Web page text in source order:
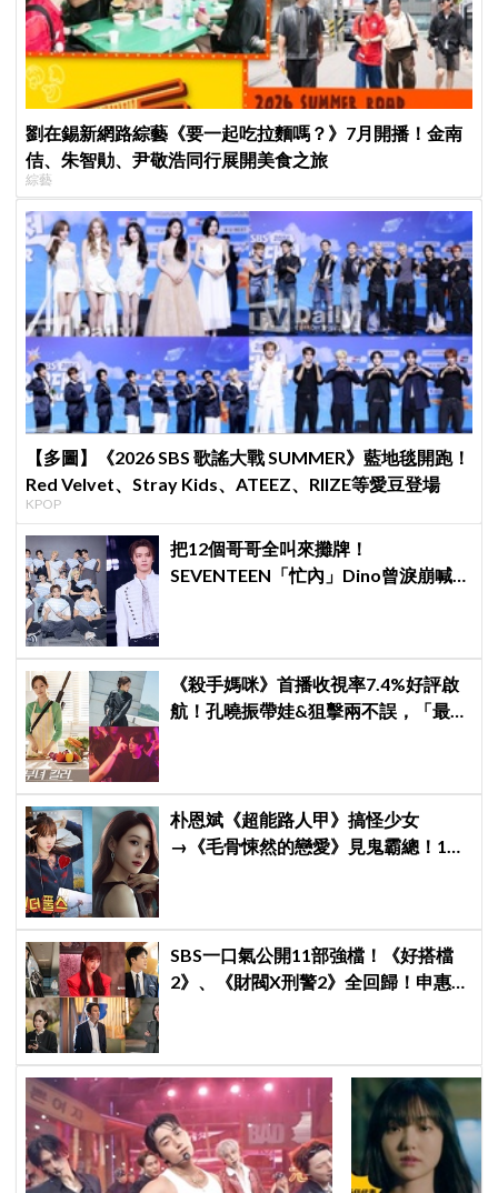
劉在錫新網路綜藝《要一起吃拉麵嗎？》7月開播！金南
佶、朱智勛、尹敬浩同行展開美食之旅
綜藝
【多圖】《2026 SBS 歌謠大戰 SUMMER》藍地毯開跑！
Red Velvet、Stray Kids、ATEEZ、RIIZE等愛豆登場
KPOP
把12個哥哥全叫來攤牌！
SEVENTEEN「忙內」Dino曾淚崩喊
《殺手媽咪》首播收視率7.4%好評啟
航！孔曉振帶娃&狙擊兩不誤，「最狂
朴恩斌《超能路人甲》搞怪少女
→《毛骨悚然的戀愛》見鬼霸總！180
SBS一口氣公開11部強檔！《好搭檔
2》、《財閥X刑警2》全回歸！申惠